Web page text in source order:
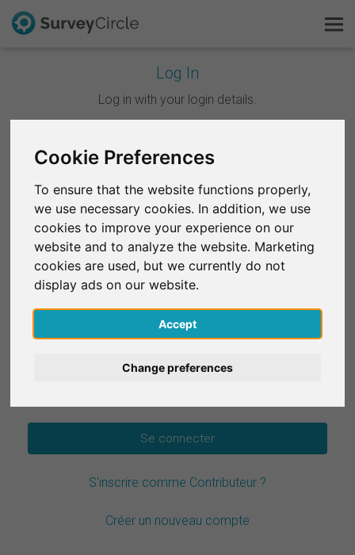
Cookie Preferences
To ensure that the website functions properly,
we use necessary cookies. In addition, we use
cookies to improve your experience on our
website and to analyze the website. Marketing
cookies are used, but we currently do not
display ads on our website.
Accept
Change preferences
Log In
Log in with your login details.
Continuer avec Google
Continuer avec Facebook
OU
E-mail*
Mot de passe*
S'inscrire comme Contributeur ?
Créer un nouveau compte
C'est SurveyCircle
FAQ
S'inscrire gratuitement
S'inscrire
English
Deutsch
Español
Italiano